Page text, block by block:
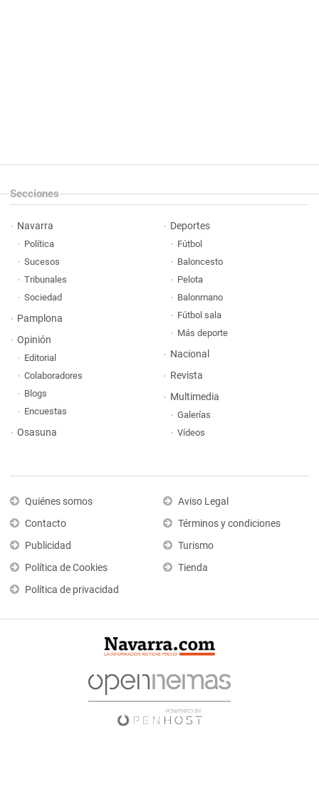
Secciones
Navarra
Política
Sucesos
Tribunales
Sociedad
Pamplona
Opinión
Editorial
Colaboradores
Blogs
Encuestas
Osasuna
Deportes
Fútbol
Baloncesto
Pelota
Balonmano
Fútbol sala
Más deporte
Nacional
Revista
Multimedia
Galerías
Vídeos
Quiénes somos
Contacto
Publicidad
Política de Cookies
Política de privacidad
Aviso Legal
Términos y condiciones
Turismo
Tienda